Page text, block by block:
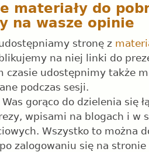
materiały do
na wasze opinie
stronę z
na niej linki do
czasie udostępnimy także
podczas sesji.
gorąco do dzielenia się
wpisami na blogach i w
Wszystko to można
zalogowaniu się na stronie